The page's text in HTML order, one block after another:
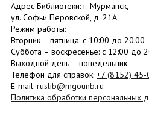
Адрес Библиотеки: г. Мурманск,
ул. Софьи Перовской, д. 21А
Режим работы:
Вторник – пятница: с 10:00 до 20:00
Суббота – воскресенье: c 12:00 до
Выходной день – понедельник
Телефон для справок: +7 (8152) 45-
E-mail: ruslib@mgounb.ru
Политика обработки персональных